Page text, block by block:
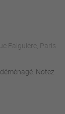
Falguière, Paris
Notez